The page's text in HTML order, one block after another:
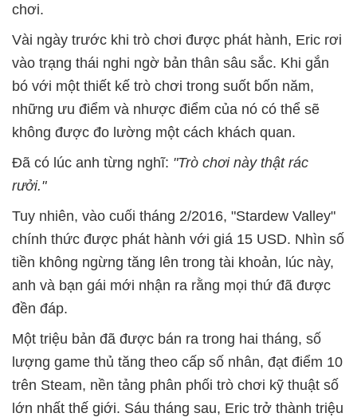
chơi.
Vài ngày trước khi trò chơi được phát hành, Eric rơi
vào trạng thái nghi ngờ bản thân sâu sắc. Khi gắn
bó với một thiết kế trò chơi trong suốt bốn năm,
những ưu điểm và nhược điểm của nó có thể sẽ
không được đo lường một cách khách quan.
Đã có lúc anh từng nghĩ: "Trò chơi này thật rác
rưởi."
Tuy nhiên, vào cuối tháng 2/2016, "Stardew Valley"
chính thức được phát hành với giá 15 USD. Nhìn số
tiền không ngừng tăng lên trong tài khoản, lúc này,
anh và bạn gái mới nhận ra rằng mọi thứ đã được
đền đáp.
Một triệu bản đã được bán ra trong hai tháng, số
lượng game thủ tăng theo cấp số nhân, đạt điểm 10
trên Steam, nền tảng phân phối trò chơi kỹ thuật số
lớn nhất thế giới. Sáu tháng sau, Eric trở thành triệu